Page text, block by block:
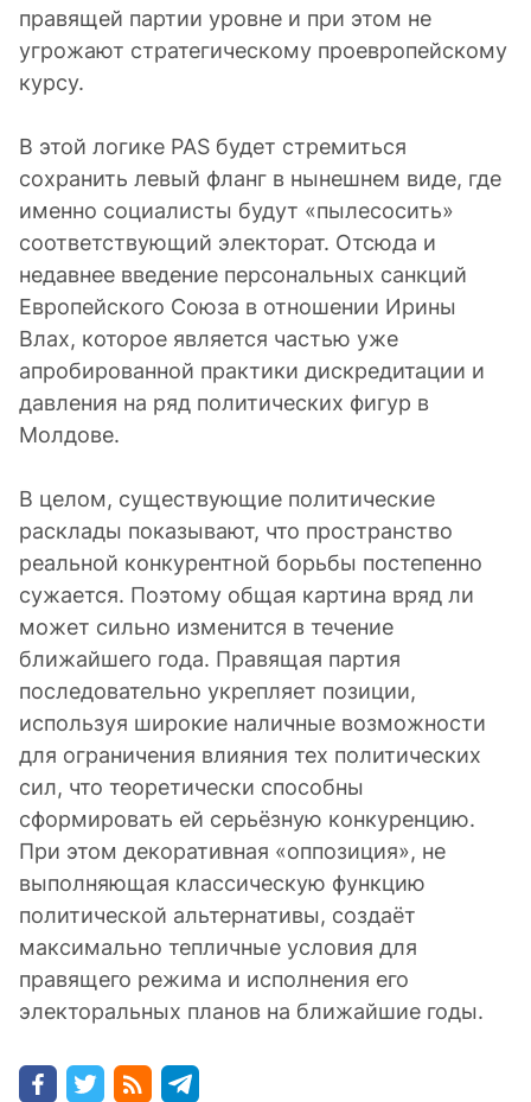
правящей партии уровне и при этом не
угрожают стратегическому проевропейскому
курсу.
В этой логике PAS будет стремиться
сохранить левый фланг в нынешнем виде, где
именно социалисты будут «пылесосить»
соответствующий электорат. Отсюда и
недавнее введение персональных санкций
Европейского Союза в отношении Ирины
Влах, которое является частью уже
апробированной практики дискредитации и
давления на ряд политических фигур в
Молдове.
В целом, существующие политические
расклады показывают, что пространство
реальной конкурентной борьбы постепенно
сужается. Поэтому общая картина вряд ли
может сильно изменится в течение
ближайшего года. Правящая партия
последовательно укрепляет позиции,
используя широкие наличные возможности
для ограничения влияния тех политических
сил, что теоретически способны
сформировать ей серьёзную конкуренцию.
При этом декоративная «оппозиция», не
выполняющая классическую функцию
политической альтернативы, создаёт
максимально тепличные условия для
правящего режима и исполнения его
электоральных планов на ближайшие годы.